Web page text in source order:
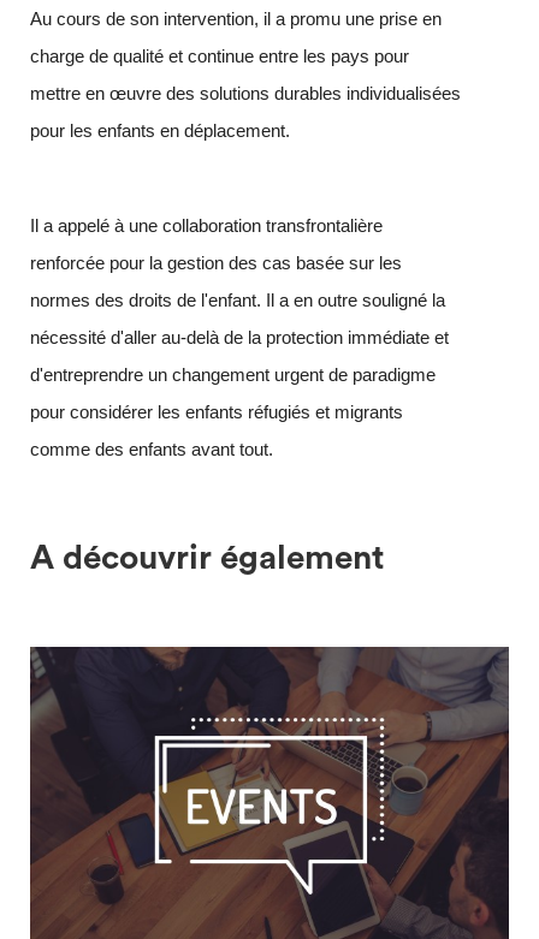
Au cours de son intervention, il a promu une prise en
charge de qualité et continue entre les pays pour
mettre en œuvre des solutions durables individualisées
pour les enfants en déplacement.
Il a appelé à une collaboration transfrontalière
renforcée pour la gestion des cas basée sur les
normes des droits de l'enfant. Il a en outre souligné la
nécessité d'aller au-delà de la protection immédiate et
d'entreprendre un changement urgent de paradigme
pour considérer les enfants réfugiés et migrants
comme des enfants avant tout.
A découvrir également